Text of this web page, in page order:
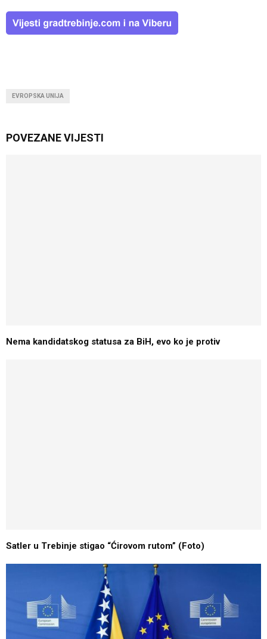
EVROPSKA UNIJA
POVEZANE VIJESTI
Nema kandidatskog statusa za BiH, evo ko je protiv
Satler u Trebinje stigao “Ćirovom rutom” (Foto)